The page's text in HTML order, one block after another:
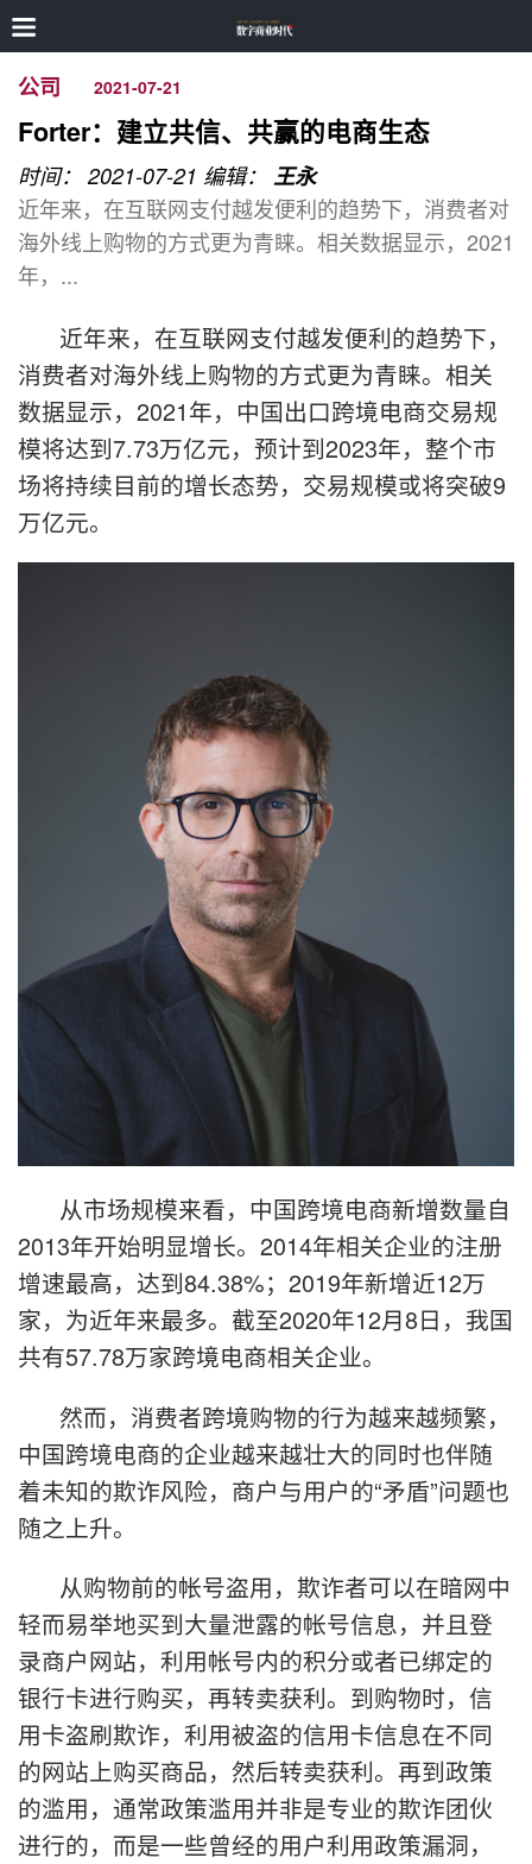
公司 2021-07-21
Forter：建立共信、共赢的电商生态
时间： 2021-07-21 编辑： 王永
近年来，在互联网支付越发便利的趋势下，消费者对
海外线上购物的方式更为青睐。相关数据显示，2021
年，...
近年来，在互联网支付越发便利的趋势下，
消费者对海外线上购物的方式更为青睐。相关
数据显示，2021年，中国出口跨境电商交易规
模将达到7.73万亿元，预计到2023年，整个市
场将持续目前的增长态势，交易规模或将突破9
万亿元。
从市场规模来看，中国跨境电商新增数量自
2013年开始明显增长。2014年相关企业的注册
增速最高，达到84.38%；2019年新增近12万
家，为近年来最多。截至2020年12月8日，我国
共有57.78万家跨境电商相关企业。
然而，消费者跨境购物的行为越来越频繁，
中国跨境电商的企业越来越壮大的同时也伴随
着未知的欺诈风险，商户与用户的“矛盾”问题也
随之上升。
从购物前的帐号盗用，欺诈者可以在暗网中
轻而易举地买到大量泄露的帐号信息，并且登
录商户网站，利用帐号内的积分或者已绑定的
银行卡进行购买，再转卖获利。到购物时，信
用卡盗刷欺诈，利用被盗的信用卡信息在不同
的网站上购买商品，然后转卖获利。再到政策
的滥用，通常政策滥用并非是专业的欺诈团伙
进行的，而是一些曾经的用户利用政策漏洞，